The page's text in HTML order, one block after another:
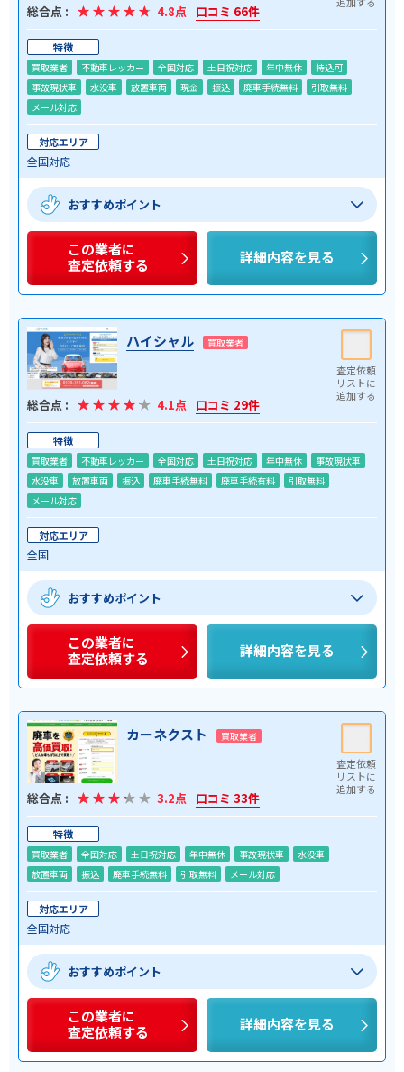
総合点 : 4.8点 口コミ 66件
特徴
買取業者 不動車レッカー 全国対応 土日祝対応 年中無休
持込可
事故現状車
水没車 放置車両 現金 振込 廃車手続無料
引取無料
メール対応
対応エリア
全国対応
おすすめポイント
この業者に
査定依頼する
詳細内容を見る
ハイシャル 買取業者
総合点 : 4.1点 口コミ 29件
特徴
買取業者 不動車レッカー 全国対応 土日祝対応 年中無休
事故現状車
水没車
放置車両 振込 廃車手続無料 廃車手続有料
引取無料
メール対応
対応エリア
全国
おすすめポイント
この業者に
査定依頼する
詳細内容を見る
カーネクスト 買取業者
総合点 : 3.2点 口コミ 33件
特徴
買取業者 全国対応 土日祝対応 年中無休 事故現状車
水没車
放置車両
振込 廃車手続無料 引取無料 メール対応
対応エリア
全国対応
おすすめポイント
この業者に
査定依頼する
詳細内容を見る